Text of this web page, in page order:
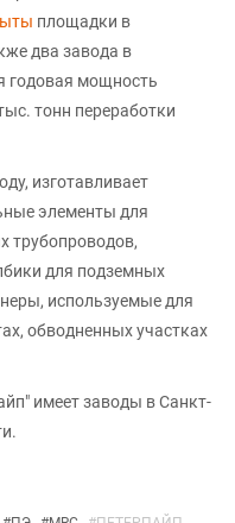
площадки в
два завода в
годовая мощность
тонн переработки
изготавливает
элементы для
трубопроводов,
для подземных
используемые для
обводненных участках
имеет заводы в Санкт-